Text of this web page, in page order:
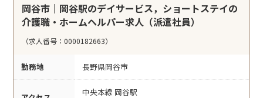
岡谷市｜岡谷駅のデイサービス，ショートステイの
介護職・ホームヘルパー求人（派遣社員）
（求人番号：0000182663）
勤務地 長野県岡谷市
中央本線 岡谷駅